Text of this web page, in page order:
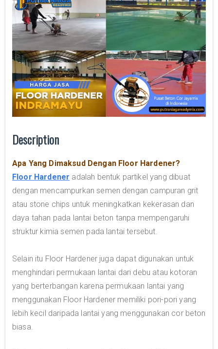
Description
Apa Yang Dimaksud Dengan Floor Hardener?
Floor Hardener adalah bentuk partikel yang dibuat
dengan mencampurkan semen dengan campuran grit
atau stone chips untuk meningkatkan kekerasan dan
daya tahan pada lantai beton tanpa mempengaruhi
struktur kimia semen pada lantai tersebut.
Selain itu Floor Hardener juga dapat digunakan untuk
menghindari permukaan lantai dari debu atau kotoran
yang berterbangan karena permukaan lantai yang
menggunakan Floor Hardener memiliki pori-pori yang
lebih kecil daripada lantai yang menggunakan cor beton
biasa.